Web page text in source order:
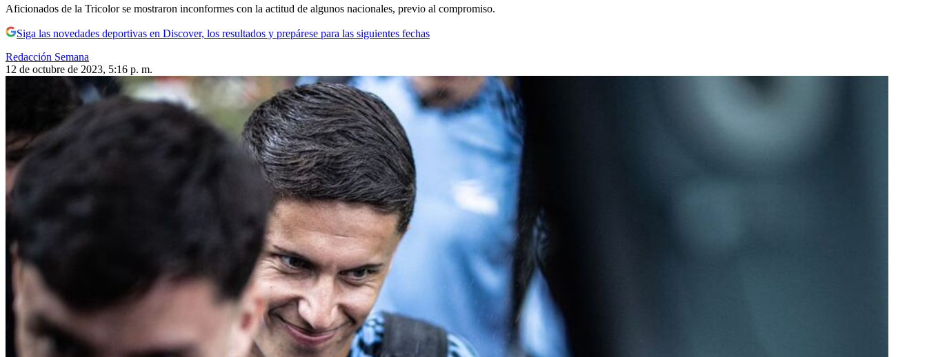
Aficionados de la Tricolor se mostraron inconformes con la actitud de algunos nacionales, previo al compromiso.
Siga las novedades deportivas en Discover, los resultados y prepárese para las siguientes fechas
Redacción Semana
12 de octubre de 2023, 5:16 p. m.